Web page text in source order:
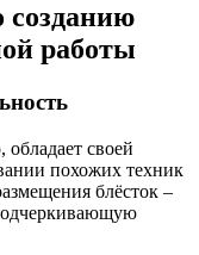
созданию
работы
своей
похожих техник
блёсток –